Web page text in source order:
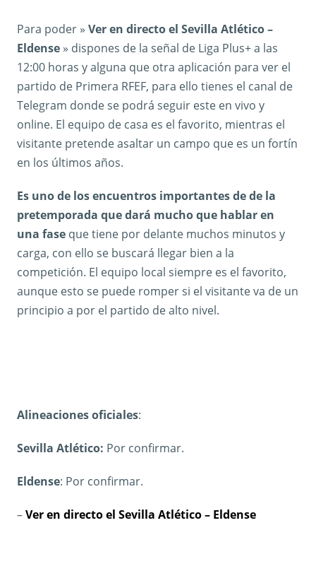
Para poder » Ver en directo el Sevilla Atlético –
Eldense » dispones de la señal de Liga Plus+ a las
12:00 horas y alguna que otra aplicación para ver el
partido de Primera RFEF, para ello tienes el canal de
Telegram donde se podrá seguir este en vivo y
online. El equipo de casa es el favorito, mientras el
visitante pretende asaltar un campo que es un fortín
en los últimos años.
Es uno de los encuentros importantes de de la
pretemporada que dará mucho que hablar en
una fase que tiene por delante muchos minutos y
carga, con ello se buscará llegar bien a la
competición. El equipo local siempre es el favorito,
aunque esto se puede romper si el visitante va de un
principio a por el partido de alto nivel.
Alineaciones oficiales:
Sevilla Atlético: Por confirmar.
Eldense: Por confirmar.
–Ver en directo el Sevilla Atlético – Eldense